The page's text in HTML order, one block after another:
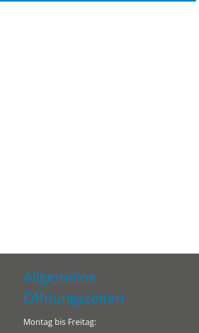
Allgemeine
Öffnungszeiten
Montag bis Freitag: